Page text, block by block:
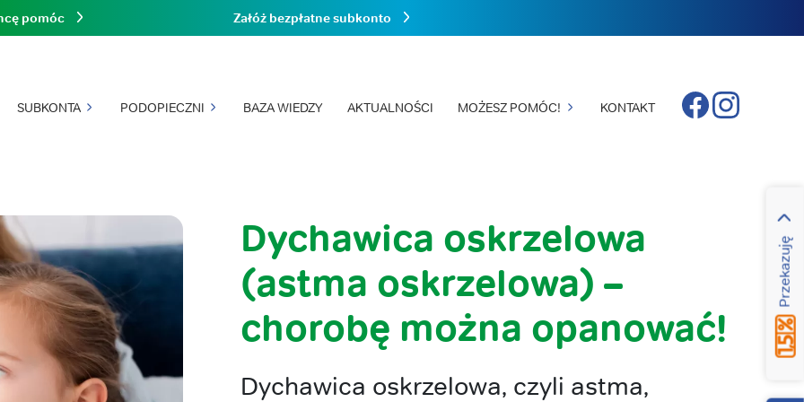
SUBKONTA PODOPIECZNI BAZA WIEDZY AKTUALNOŚCI MOŻESZ POMÓC! KONTAKT
Przekazuję
pomóc Załóż bezpłatne subkonto
FacebookInstagram
Dychawica oskrzelowa
(astma oskrzelowa) –
chorobę można opanować!
Dychawica oskrzelowa, czyli astma,